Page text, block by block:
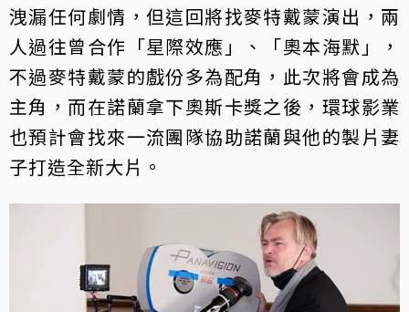
洩漏任何劇情，但這回將找麥特戴蒙演出，兩
人過往曾合作「星際效應」、「奧本海默」，
不過麥特戴蒙的戲份多為配角，此次將會成為
主角，而在諾蘭拿下奧斯卡獎之後，環球影業
也預計會找來一流團隊協助諾蘭與他的製片妻
子打造全新大片。